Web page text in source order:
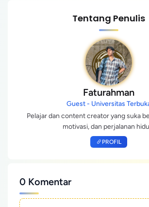
Tentang Penulis
Faturahman
Guest - Universitas
Pelajar dan content creator yang suka
motivasi, dan perjalanan
PROFIL
0 Komentar